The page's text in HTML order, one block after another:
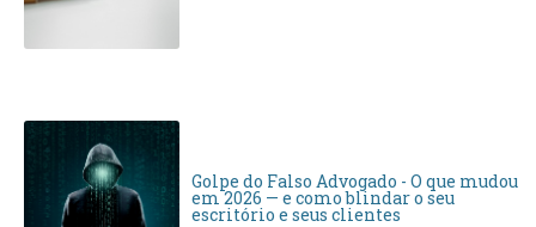
Golpe do Falso Advogado - O que mudou
em 2026 — e como blindar o seu
escritório e seus clientes